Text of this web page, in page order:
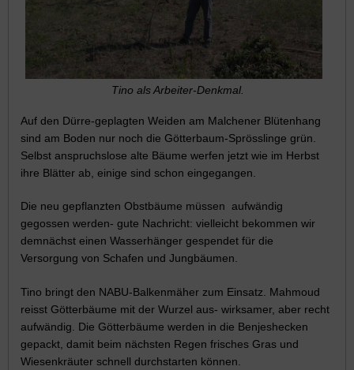
Tino als Arbeiter-Denkmal.
Auf den Dürre-geplagten Weiden am Malchener Blütenhang
sind am Boden nur noch die Götterbaum-Sprösslinge grün.
Selbst anspruchslose alte Bäume werfen jetzt wie im Herbst
ihre Blätter ab, einige sind schon eingegangen.
Die neu gepflanzten Obstbäume müssen aufwändig
gegossen werden- gute Nachricht: vielleicht bekommen wir
demnächst einen Wasserhänger gespendet für die
Versorgung von Schafen und Jungbäumen.
Tino bringt den NABU-Balkenmäher zum Einsatz. Mahmoud
reisst Götterbäume mit der Wurzel aus- wirksamer, aber recht
aufwändig. Die Götterbäume werden in die Benjeshecken
gepackt, damit beim nächsten Regen frisches Gras und
Wiesenkräuter schnell durchstarten können.